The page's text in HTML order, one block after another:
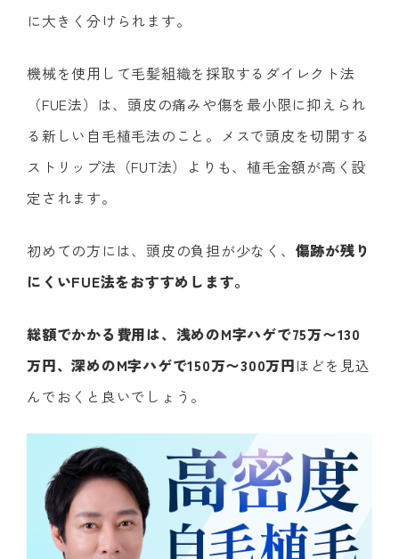
に大きく分けられます。
機械を使用して毛髪組織を採取するダイレクト法
（FUE法）は、頭皮の痛みや傷を最小限に抑えられ
る新しい自毛植毛法のこと。メスで頭皮を切開する
ストリップ法（FUT法）よりも、植毛金額が高く設
定されます。
初めての方には、頭皮の負担が少なく、 傷跡が残り
にくいFUE法をおすすめします。
総額でかかる費用は、浅めのM字ハゲで75万〜130
万円、深めのM字ハゲで150万〜300万円ほどを見込
んでおくと良いでしょう。